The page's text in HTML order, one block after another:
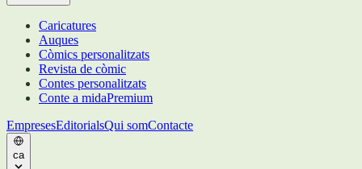
Caricatures
Auques
Còmics personalitzats
Revista de còmic
Contes personalitzats
Conte a midaPremium
EmpresesEditorialsQui somContacte
ca